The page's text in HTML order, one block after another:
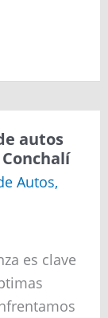
autos
Autos,
es clave